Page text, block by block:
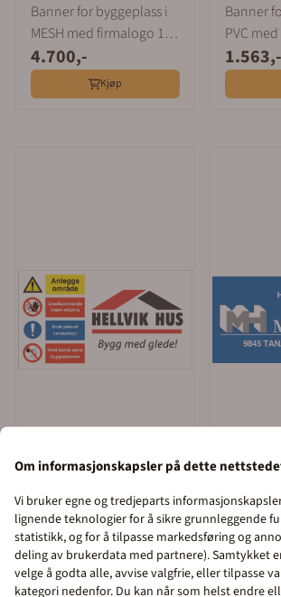
Banner for byggeplass i
MESH med firmalogo 1,5
x 4 m
4.700,-
Kjøp
Banner
PVC
m
1.563,-
Merkefabrikken as
Logobanner i MESH til
Byggeplassgjerde 2 x 3,5
m
5.375,-
Kjøp
Banner
PVC
m
2.350,-
Om informasjonskapsler på dette
Vi bruker egne og tredjeparts
lignende teknologier for å sikre grunnleggende
statistikk, og for å tilpasse markedsføring og
deling av brukerdata med partnere). Samtykket
velge å godta alle, avvise valgfrie, eller tilpasse
kategori nedenfor. Du kan når som helst endre